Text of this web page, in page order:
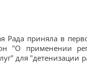
Рада приняла в
"О применении
для "детенизации